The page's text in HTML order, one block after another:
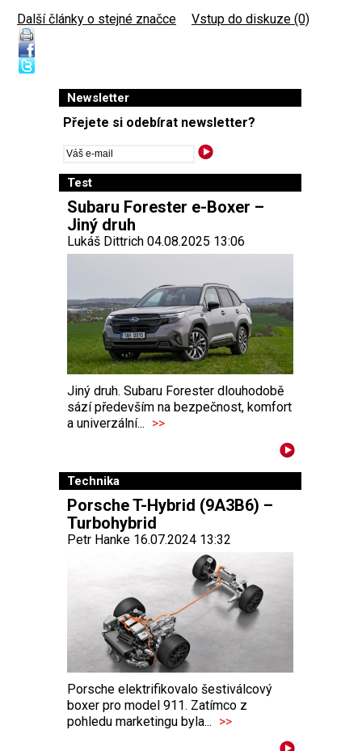
Další články o stejné značce Vstup do diskuze (0)
Newsletter
Přejete si odebírat newsletter?
Test
Subaru Forester e-Boxer –
Jiný druh
Lukáš Dittrich 04.08.2025 13:06
Jiný druh. Subaru Forester dlouhodobě
sází především na bezpečnost, komfort
a univerzální... >>
Technika
Porsche T-Hybrid (9A3B6) –
Turbohybrid
Petr Hanke 16.07.2024 13:32
Porsche elektrifikovalo šestiválcový
boxer pro model 911. Zatímco z
pohledu marketingu byla... >>